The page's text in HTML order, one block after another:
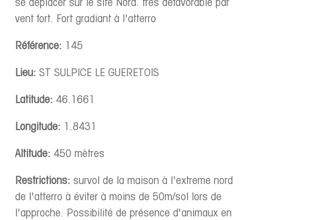
se déplacer sur le site Nord. très défavorable par
vent fort. Fort gradiant à l'atterro
Référence: 145
Lieu: ST SULPICE LE GUERETOIS
Latitude: 46.1661
Longitude: 1.8431
Altitude: 450 mètres
Restrictions: survol de la maison à l'extreme nord
de l'atterro à éviter à moins de 50m/sol lors de
l'approche. Possibilité de présence d'animaux en